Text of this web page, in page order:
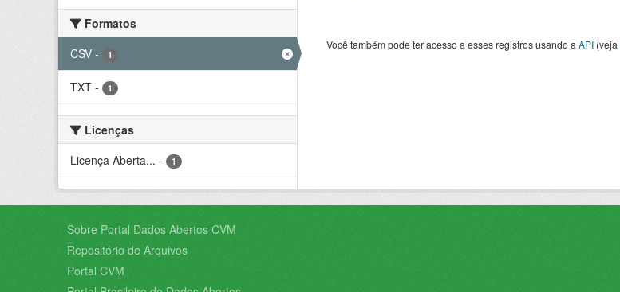
Formatos
CSV - 1
TXT - 1
Licenças
Licença Aberta... - 1
Você também pode ter acesso a esses registros usando a API(veja
Sobre Portal Dados Abertos CVM
Repositório de Arquivos
Portal CVM